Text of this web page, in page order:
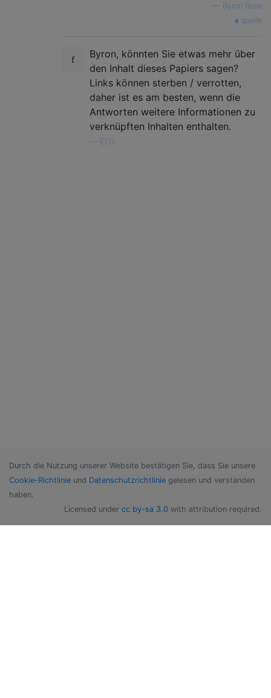
Byron Bose
quelle
Byron, könnten Sie etwas mehr über
den Inhalt dieses Papiers sagen?
Links können sterben / verrotten,
daher ist es am besten, wenn die
Antworten weitere Informationen zu
verknüpften Inhalten enthalten.
ETD
Durch die Nutzung unserer Website bestätigen Sie, dass Sie unsere
Cookie-Richtlinie und Datenschutzrichtlinie gelesen und verstanden
haben.
Licensed under cc by-sa 3.0 with attribution required.